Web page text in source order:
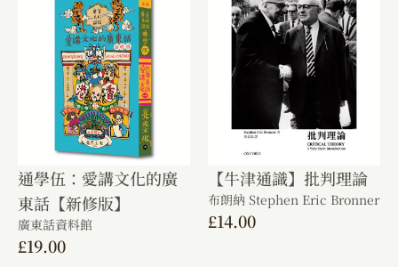
通學伍：愛講文化的廣
東話【新修版】
廣東話資料館
£19.00
【牛津通識】批判理論
布朗納 Stephen Eric Bronner
£14.00